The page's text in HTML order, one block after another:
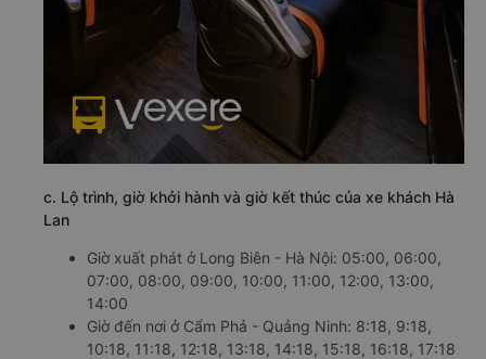
c. Lộ trình, giờ khởi hành và giờ kết thúc của xe khách Hà
Lan
Giờ xuất phát ở Long Biên - Hà Nội: 05:00, 06:00,
07:00, 08:00, 09:00, 10:00, 11:00, 12:00, 13:00,
14:00
Giờ đến nơi ở Cẩm Phả - Quảng Ninh: 8:18, 9:18,
10:18, 11:18, 12:18, 13:18, 14:18, 15:18, 16:18, 17:18